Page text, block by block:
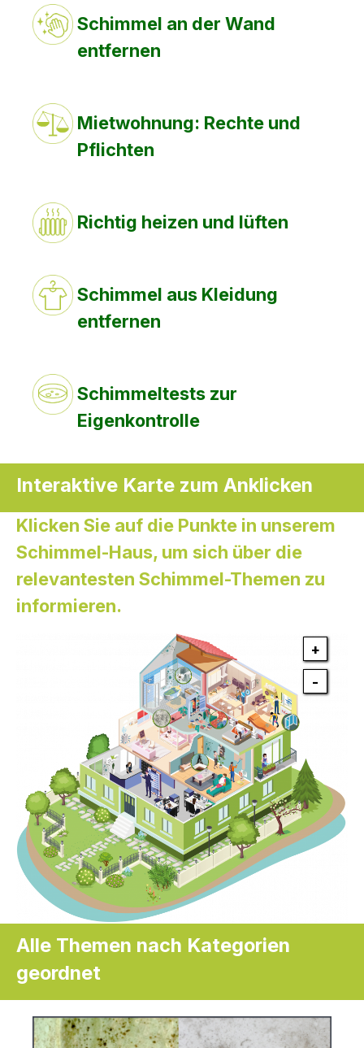
Schimmel an der Wand
entfernen
Mietwohnung: Rechte und
Pflichten
Richtig heizen und lüften
Schimmel aus Kleidung
entfernen
Schimmeltests zur
Eigenkontrolle
Interaktive Karte zum Anklicken
Klicken Sie auf die Punkte in unserem
Schimmel-Haus, um sich über die
relevantesten Schimmel-Themen zu
informieren.
+
-
Alle Themen nach Kategorien
geordnet